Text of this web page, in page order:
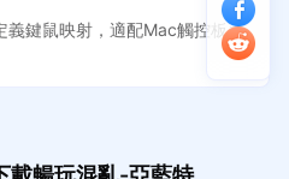
義鍵鼠映射，適配Mac觸控板手